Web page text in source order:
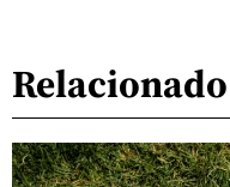
Relacionado